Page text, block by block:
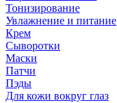
Тонизирование
Увлажнение и питание
Крем
Сыворотки
Маски
Патчи
Пэды
Для кожи вокруг глаз